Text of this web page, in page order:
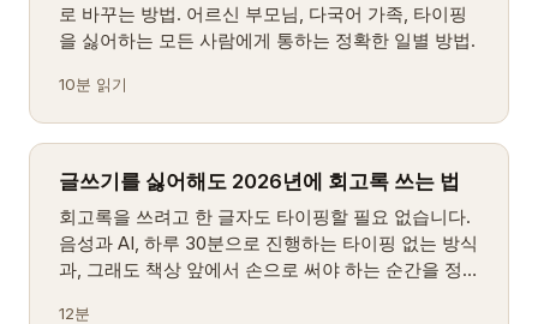
로 바꾸는 방법. 어르신 부모님, 다국어 가족, 타이핑
을 싫어하는 모든 사람에게 통하는 정확한 일별 방법.
10분 읽기
글쓰기를 싫어해도 2026년에 회고록 쓰는 법
회고록을 쓰려고 한 글자도 타이핑할 필요 없습니다.
음성과 AI, 하루 30분으로 진행하는 타이핑 없는 방식
과, 그래도 책상 앞에서 손으로 써야 하는 순간을 정
12분